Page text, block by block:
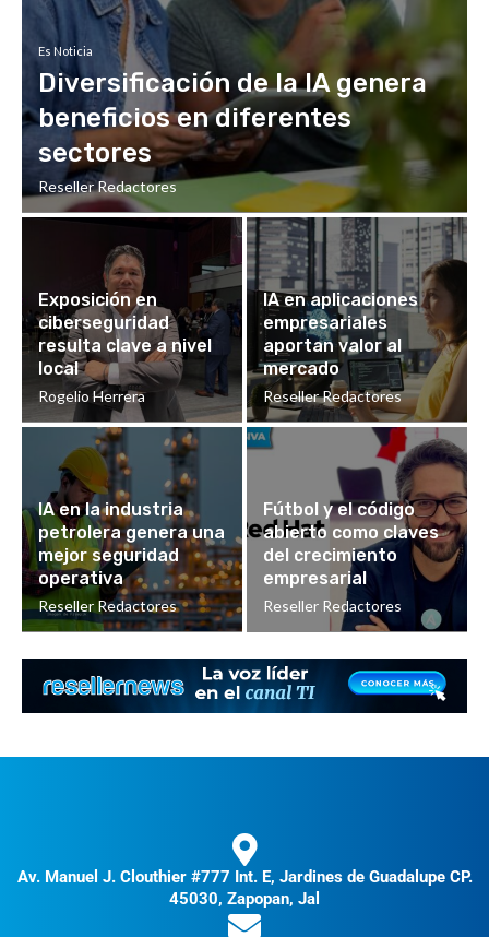
Es Noticia
Diversificación de la IA genera
beneficios en diferentes
sectores
Reseller Redactores
Exposición en
ciberseguridad
resulta clave a nivel
local
Rogelio Herrera
IA en aplicaciones
empresariales
aportan valor al
mercado
Reseller Redactores
IA en la industria
petrolera genera una
mejor seguridad
operativa
Reseller Redactores
Fútbol y el código
abierto como claves
del crecimiento
empresarial
Reseller Redactores
Av. Manuel J. Clouthier #777 Int. E, Jardines de Guadalupe CP.
45030, Zapopan, Jal